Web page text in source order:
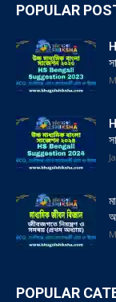
POPULAR
POPULAR